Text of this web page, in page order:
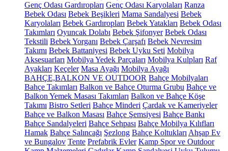
Genç Odası Gardıropları Genç Odası Karyolaları Ranza
Bebek Odası Bebek Beşikleri Mama Sandalyesi Bebek
Karyolaları Bebek Gardıropları Bebek Yatakları Bebek Odası
Takımları Oyuncak Dolabı Bebek Şifonyer Bebek Odası
Tekstili Bebek Yorganı Bebek Çarşafı Bebek Nevresim
Takımı Bebek Battaniyesi Bebek Uyku Seti Mobilya
Aksesuarları Mobilya Yedek Parçaları Mobilya Kulpları Raf
Ayakları Keçeler Masa Ayağı Mobilya Ayağı
BAHÇE,BALKON VE OUTDOOR Bahçe Mobilyaları
Bahçe Takımları Balkon ve Bahçe Oturma Grubu Bahçe ve
Balkon Yemek Masası Takımları Balkon ve Bahçe Köşe
Takımı Bistro Setleri Bahçe Minderi Çardak ve Kameriyeler
Bahçe ve Balkon Masası Bahçe Şemsiyesi Bahçe Bankı
Bahçe Sandalyeleri Bahçe Sehpası Bahçe Mobilya Kılıfları
Hamak Bahçe Salıncağı Şezlong Bahçe Koltukları Ahşap Ev
ve Bungalov Tente Prefabrik Evler Kamp Spor ve Outdoor